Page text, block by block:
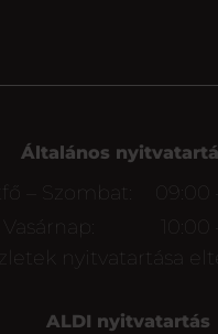
Általános
– Szombat:
09:00
Vasárnap:
10:00
nyitvatartása
ALDI nyitvatartás